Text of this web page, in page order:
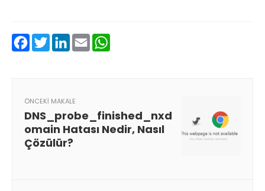
Facebook
Twitter
LinkedIn
Email
ÖNCEKI MAKALE
DNS_probe_finished_nxd
omain Hatası Nedir, Nasıl
Çözülür?